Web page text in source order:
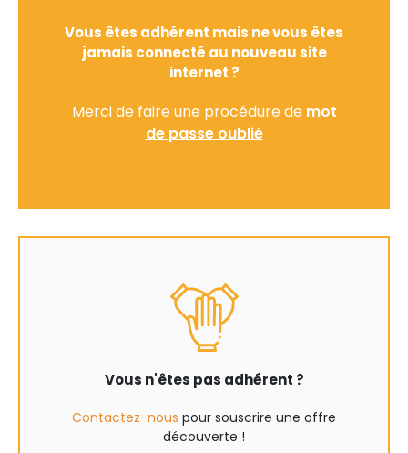
Vous êtes adhérent mais ne vous êtes
jamais connecté au nouveau site
internet ?
Merci de faire une procédure de mot
de passe oublié
Vous n'êtes pas adhérent ?
Contactez-nous pour souscrire une offre
découverte !